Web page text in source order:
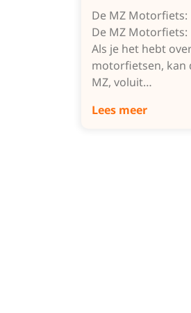
De MZ Motorfiets:
De MZ Motorfiets:
Als je het hebt
motorfietsen, kan
MZ, voluit…
Lees meer